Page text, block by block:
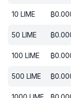
10 LIME ₿
50 LIME ₿
100 LIME ₿
500 LIME ₿